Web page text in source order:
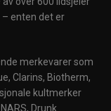
enten det er
merkevarer som
Clarins, Biotherm,
kultmerker
Drunk